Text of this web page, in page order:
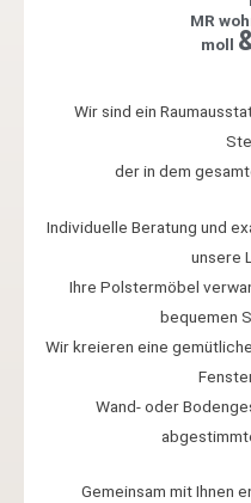
MR
moll
Wir sind ein
der in dem
Individuelle Beratung und
unsere
Ihre Polstermöbel
bequemen
Wir kreieren eine
Wand- oder
Gemeinsam mit Ihnen